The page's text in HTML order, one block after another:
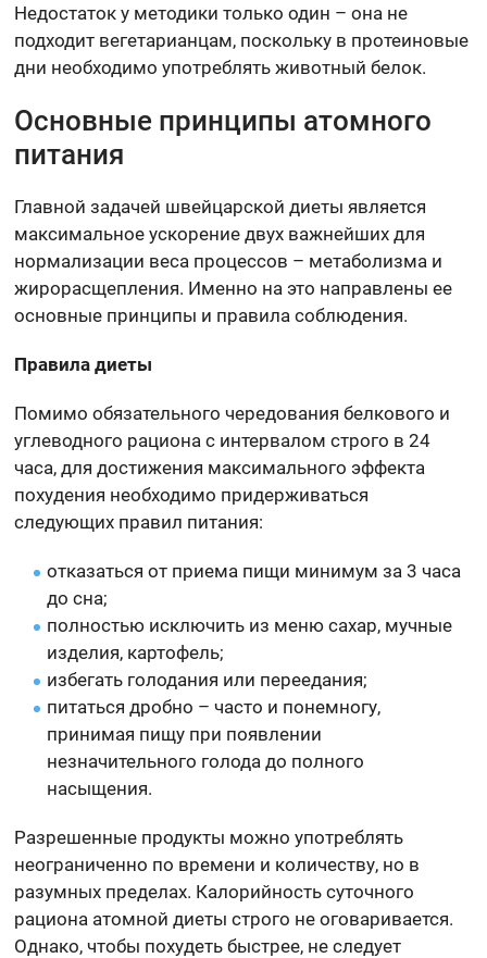
Недостаток у методики только один – она не
подходит вегетарианцам, поскольку в протеиновые
дни необходимо употреблять животный белок.
Основные принципы атомного
питания
Главной задачей швейцарской диеты является
максимальное ускорение двух важнейших для
нормализации веса процессов – метаболизма и
жирорасщепления. Именно на это направлены ее
основные принципы и правила соблюдения.
Правила диеты
Помимо обязательного чередования белкового и
углеводного рациона с интервалом строго в 24
часа, для достижения максимального эффекта
похудения необходимо придерживаться
следующих правил питания:
отказаться от приема пищи минимум за 3 часа
до сна;
полностью исключить из меню сахар, мучные
изделия, картофель;
избегать голодания или переедания;
питаться дробно – часто и понемногу,
принимая пищу при появлении
незначительного голода до полного
насыщения.
Разрешенные продукты можно употреблять
неограниченно по времени и количеству, но в
разумных пределах. Калорийность суточного
рациона атомной диеты строго не оговаривается.
Однако, чтобы похудеть быстрее, не следует